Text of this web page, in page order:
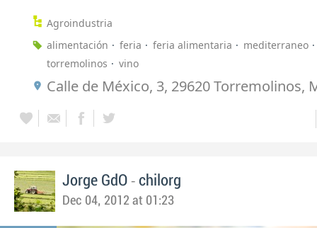
Agroindustria
alimentación
feria feria alimentaria
mediterraneo
torremolinos
vino
Calle de México, 3, 29620 Torremolinos,
Jorge GdO - chilorg
Dec 04, 2012 at 01:23